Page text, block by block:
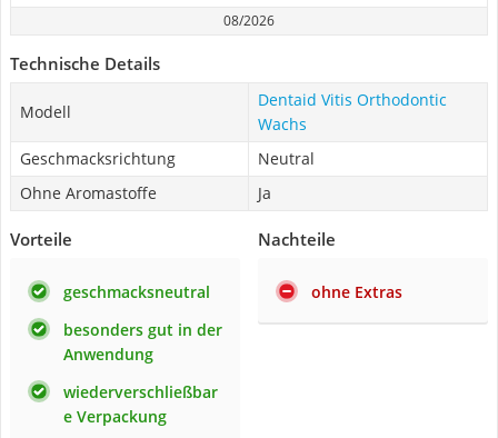
08/2026
Technische Details
Modell
Dentaid Vitis Orthodontic
Wachs
Geschmacksrichtung
Neutral
Ohne Aromastoffe
Ja
Vorteile
geschmacksneutral
besonders gut in der
Anwendung
wiederverschließbar
e Verpackung
Nachteile
ohne Extras